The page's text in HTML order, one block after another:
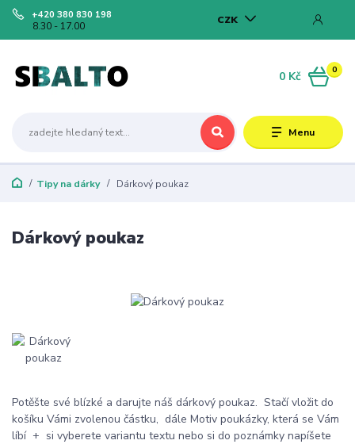
Menu
CZK
+420 380 830 198
8.30 - 17.00
0
0 Kč
Tipy na dárky Dárkový poukaz
Dárkový poukaz
Potěšte své blízké a darujte náš dárkový poukaz. Stačí vložit do
košíku Vámi zvolenou částku, dále Motiv poukázky, která se Vám
líbí + si vyberete variantu textu nebo si do poznámky napíšete